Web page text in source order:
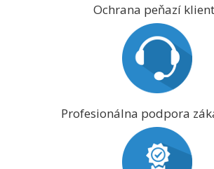
Ochrana peňazí
Profesionálna podpora